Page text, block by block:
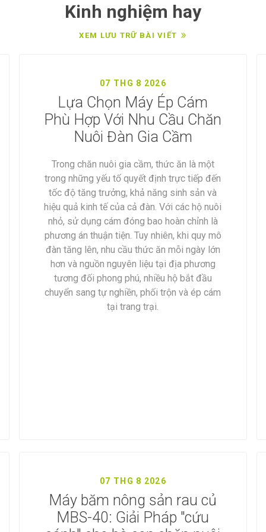
Kinh nghiệm hay
XEM LƯU TRỮ BÀI VIẾT
07 THG 8 2026
Lựa Chọn Máy Ép Cám
Phù Hợp Với Nhu Cầu Chăn
Nuôi Đàn Gia Cầm
Trong chăn nuôi gia cầm, thức ăn là một
trong những yếu tố quyết định trực tiếp đến
tốc độ tăng trưởng, khả năng sinh sản và
hiệu quả kinh tế của cả đàn. Với các hộ nuôi
nhỏ, sử dụng cám đóng bao hoàn chỉnh là
phương án thuận tiện. Tuy nhiên, khi quy mô
đàn tăng lên, nhu cầu thức ăn mỗi ngày lớn
hơn và nguồn nguyên liệu tại địa phương
tương đối phong phú, nhiều hộ bắt đầu
chuyển sang tự nghiền, phối trộn và ép cám
tại trang trại.
07 THG 8 2026
Máy băm nông sản rau củ
MBS-40: Giải Pháp "cứu